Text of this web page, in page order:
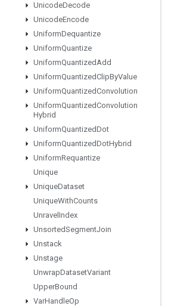
UnicodeDecode
UnicodeEncode
UniformDequantize
UniformQuantize
UniformQuantizedAdd
UniformQuantizedClipByValue
UniformQuantizedConvolution
UniformQuantizedConvolution
Hybrid
UniformQuantizedDot
UniformQuantizedDotHybrid
UniformRequantize
Unique
UniqueDataset
UniqueWithCounts
Unravel Index
UnsortedSegmentJoin
Unstack
Unstage
UnwrapDatasetVariant
UpperBound
VarHandleOp